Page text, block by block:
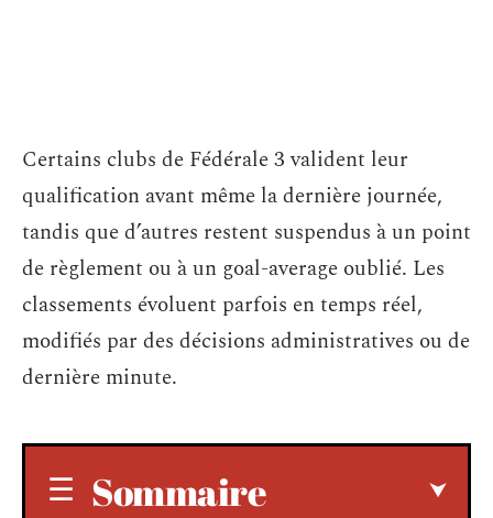
Certains clubs de Fédérale 3 valident leur
qualification avant même la dernière journée,
tandis que d’autres restent suspendus à un point
de règlement ou à un goal-average oublié. Les
classements évoluent parfois en temps réel,
modifiés par des décisions administratives ou de
dernière minute.
Sommaire